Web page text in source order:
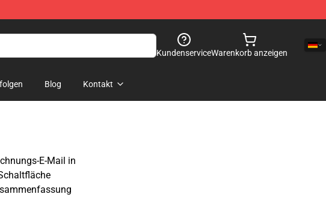
KundenserviceWarenkorb anzeigen
Blog Kontakt
E-Mail in